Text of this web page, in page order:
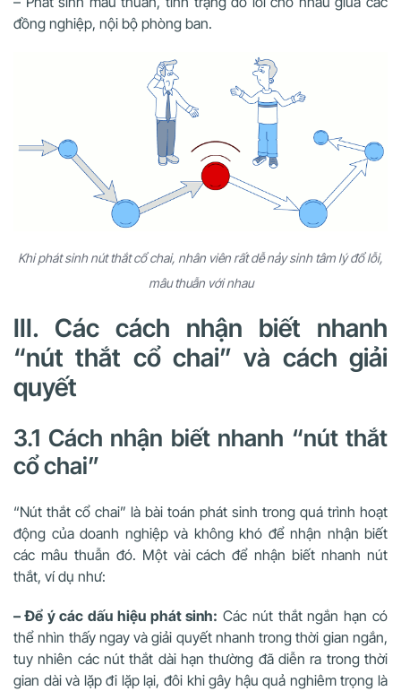
đồng nghiệp, nội bộ phòng ban.
Khi phát sinh nút thắt cổ chai, nhân viên rất dễ nảy sinh tâm lý đổ lỗi,
mâu thuẫn với nhau
III. Các cách nhận biết nhanh
“nút thắt cổ chai” và cách giải
quyết
3.1 Cách nhận biết nhanh “nút thắt
cổ chai”
“Nút thắt cổ chai” là bài toán phát sinh trong quá trình hoạt
động của doanh nghiệp và không khó để nhận nhận biết
các mâu thuẫn đó. Một vài cách để nhận biết nhanh nút
thắt, ví dụ như:
– Để ý các dấu hiệu phát sinh: Các nút thắt ngắn hạn có
thể nhìn thấy ngay và giải quyết nhanh trong thời gian ngắn,
tuy nhiên các nút thắt dài hạn thường đã diễn ra trong thời
gian dài và lặp đi lặp lại, đôi khi gây hậu quả nghiêm trọng là